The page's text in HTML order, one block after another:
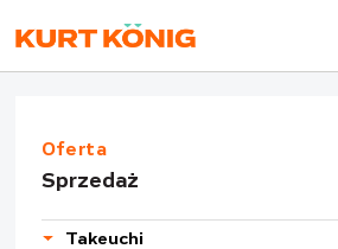
Oferta
Sprzedaż
Takeuchi